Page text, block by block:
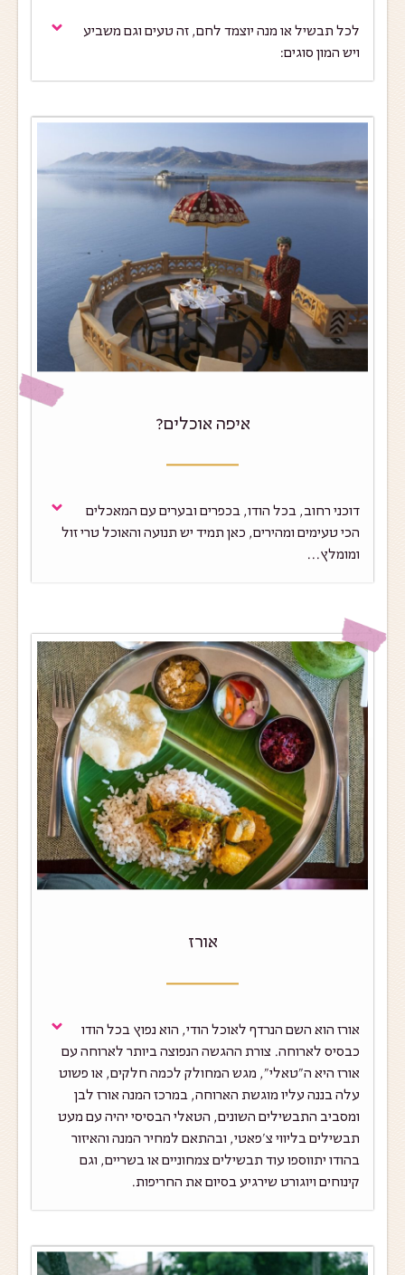
לכל תבשיל או מנה יוצמד לחם, זה טעים וגם משביע
ויש המון סוגים:
איפה אוכלים?
דוכני רחוב, בכל הודו, בכפרים ובערים עם המאכלים
הכי טעימים ומהירים, כאן תמיד יש תנועה והאוכל טרי זול
ומומלץ...
אורז
אורז הוא השם הנרדף לאוכל הודי, הוא נפוץ בכל הודו
כבסיס לארוחה. צורת ההגשה הנפוצה ביותר לארוחה עם
אורז היא ה"טאלי", מגש המחולק לכמה חלקים, או פשוט
עלה בננה עליו מוגשת הארוחה, במרכז המנה אורז לבן
ומסביב התבשילים השונים, הטאלי הבסיסי יהיה עם מעט
תבשילים בליווי צ'פאטי, ובהתאם למחיר המנה והאיזור
בהודו יתווספו עוד תבשילים צמחוניים או בשריים, וגם
קינוחים ויוגורט שירגיע בסיום את החריפות.